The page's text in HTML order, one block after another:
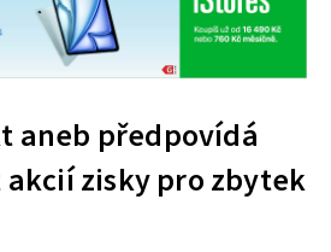
aneb předpovídá
akcií zisky pro zbytek